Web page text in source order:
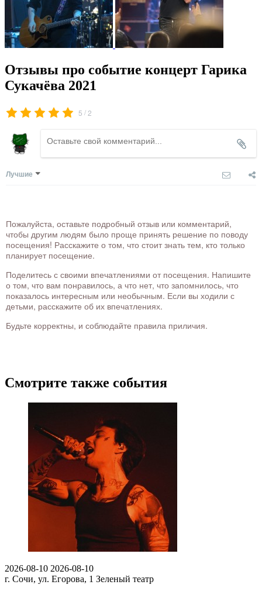
Отзывы про событие концерт Гарика
Сукачёва 2021
5 /2
Лучшие
Пожалуйста, оставьте подробный отзыв или комментарий,
чтобы другим людям было проще принять решение по поводу
посещения! Расскажите о том, что стоит знать тем, кто только
планирует посещение.
Поделитесь с своими впечатлениями от посещения. Напишите
о том, что вам понравилось, а что нет, что запомнилось, что
показалось интересным или необычным. Если вы ходили с
детьми, расскажите об их впечатлениях.
Будьте корректны, и соблюдайте правила приличия.
Смотрите также события
2026-08-10 2026-08-10
г. Сочи, ул. Егорова, 1 Зеленый театр